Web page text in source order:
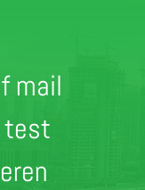
mail
test